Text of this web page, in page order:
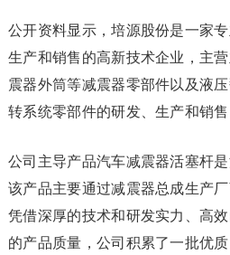
公开资料显示，培源股份是一家
生产和销售的高新技术企业，主
震器外筒等减震器零部件以及液
转系统零部件的研发、生产和销售
公司主导产品汽车减震器活塞杆
该产品主要通过减震器总成生产
凭借深厚的技术和研发实力、高
的产品质量，公司积累了一批优